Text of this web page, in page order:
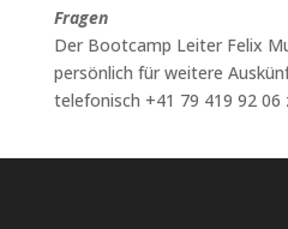
Fragen
Der Bootcamp Leiter Felix
persönlich für weitere
telefonisch +41 79 419 92 06